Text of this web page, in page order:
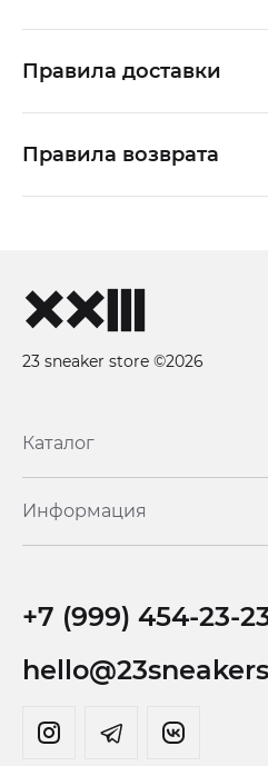
Правила доставки
Правила возврата
23 sneaker store ©2026
Каталог
Информация
+7 (999) 454-23-